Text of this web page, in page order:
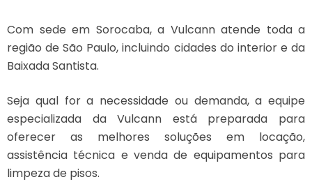
Com sede em Sorocaba, a Vulcann atende toda a
região de São Paulo, incluindo cidades do interior e da
Baixada Santista.
Seja qual for a necessidade ou demanda, a equipe
especializada da Vulcann está preparada para
oferecer as melhores soluções em locação,
assistência técnica e venda de equipamentos para
limpeza de pisos.